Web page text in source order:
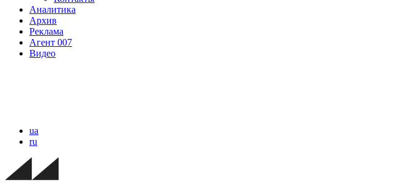
Аналитика
Архив
Реклама
Агент 007
Видео
ua
ru